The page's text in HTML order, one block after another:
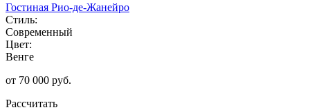
Гостиная Рио-де-Жанейро
Стиль:
Современный
Цвет:
Венге
от 70 000 руб.
Рассчитать